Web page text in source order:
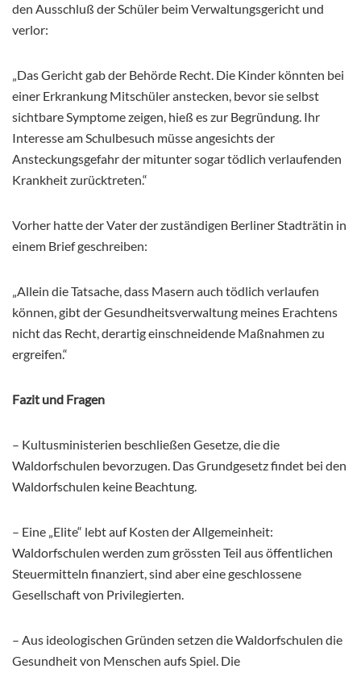
den Ausschluß der Schüler beim Verwaltungsgericht und
verlor:
„Das Gericht gab der Behörde Recht. Die Kinder könnten bei
einer Erkrankung Mitschüler anstecken, bevor sie selbst
sichtbare Symptome zeigen, hieß es zur Begründung. Ihr
Interesse am Schulbesuch müsse angesichts der
Ansteckungsgefahr der mitunter sogar tödlich verlaufenden
Krankheit zurücktreten.“
Vorher hatte der Vater der zuständigen Berliner Stadträtin in
einem Brief geschreiben:
„Allein die Tatsache, dass Masern auch tödlich verlaufen
können, gibt der Gesundheitsverwaltung meines Erachtens
nicht das Recht, derartig einschneidende Maßnahmen zu
ergreifen.“
Fazit und Fragen
– Kultusministerien beschließen Gesetze, die die
Waldorfschulen bevorzugen. Das Grundgesetz findet bei den
Waldorfschulen keine Beachtung.
– Eine „Elite“ lebt auf Kosten der Allgemeinheit:
Waldorfschulen werden zum grössten Teil aus öffentlichen
Steuermitteln finanziert, sind aber eine geschlossene
Gesellschaft von Privilegierten.
– Aus ideologischen Gründen setzen die Waldorfschulen die
Gesundheit von Menschen aufs Spiel. Die